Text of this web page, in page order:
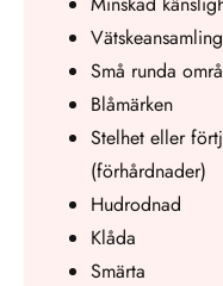
Små runda
Blåmärken
Stelhet eller
(förhårdnader)
Hudrodnad
Klåda
Smärta